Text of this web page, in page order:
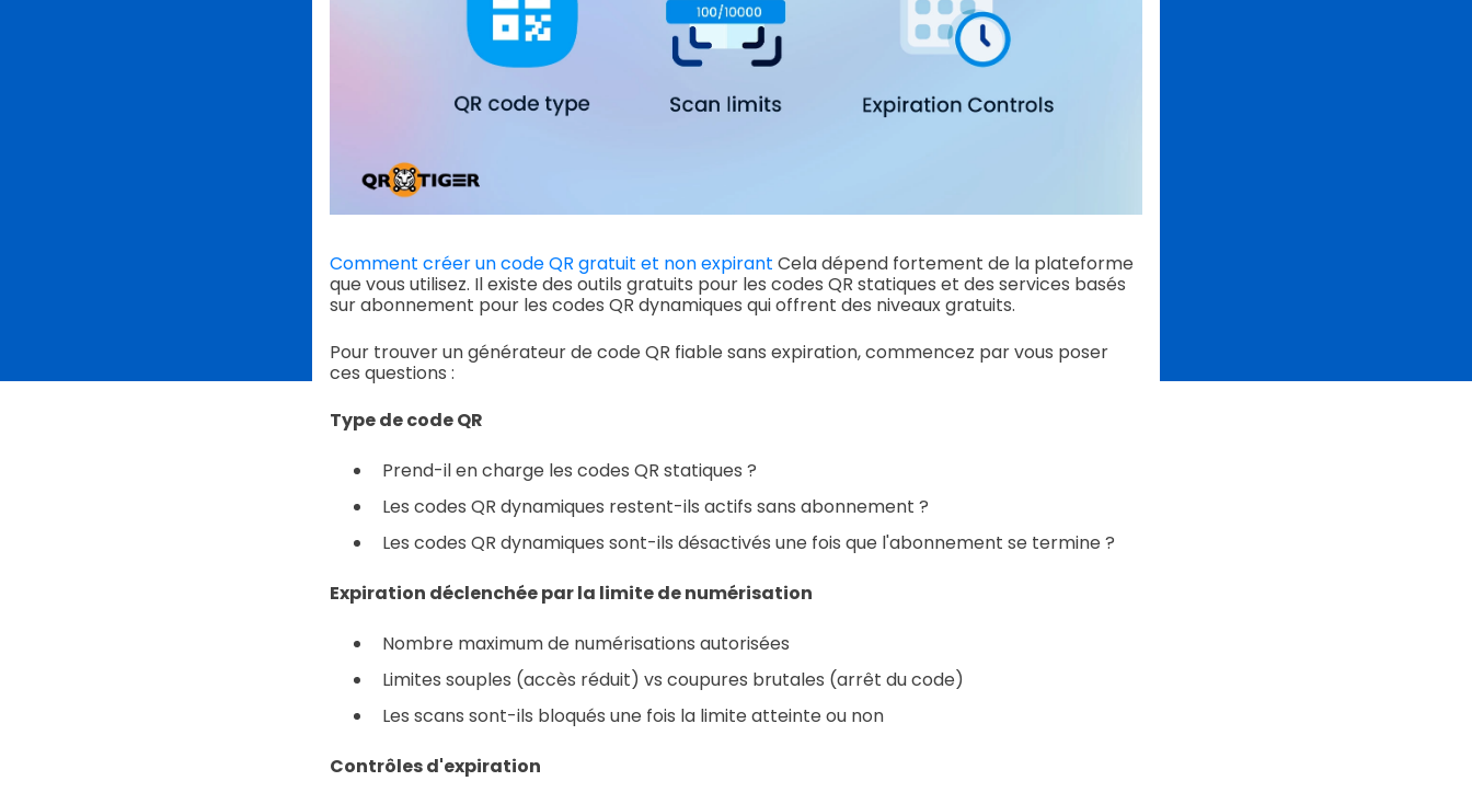
Comment créer un code QR gratuit et non expirant Cela dépend fortement de la plateforme
que vous utilisez. Il existe des outils gratuits pour les codes QR statiques et des services basés
sur abonnement pour les codes QR dynamiques qui offrent des niveaux gratuits.
Pour trouver un générateur de code QR fiable sans expiration, commencez par vous poser
ces questions :
Type de code QR
Prend-il en charge les codes QR statiques ?
Les codes QR dynamiques restent-ils actifs sans abonnement ?
Les codes QR dynamiques sont-ils désactivés une fois que l'abonnement se termine ?
Expiration déclenchée par la limite de numérisation
Nombre maximum de numérisations autorisées
Limites souples (accès réduit) vs coupures brutales (arrêt du code)
Les scans sont-ils bloqués une fois la limite atteinte ou non
Contrôles d'expiration